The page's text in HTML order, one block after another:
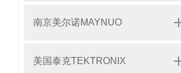
南京美尔诺MAYNUO
美国泰克TEKTRONIX